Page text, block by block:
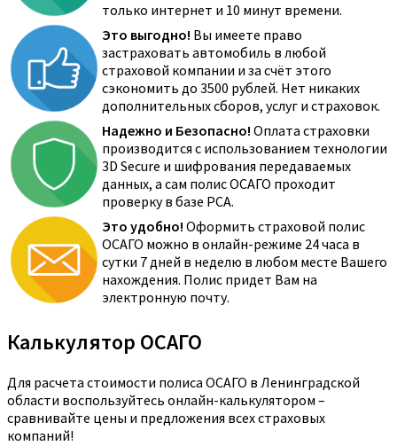
только интернет и 10 минут времени.
Это выгодно! Вы имеете право
застраховать автомобиль в любой
страховой компании и за счёт этого
сэкономить до 3500 рублей. Нет никаких
дополнительных сборов, услуг и страховок.
Надежно и Безопасно! Оплата страховки
производится с использованием технологии
3D Secure и шифрования передаваемых
данных, а сам полис ОСАГО проходит
проверку в базе РСА.
Это удобно! Оформить страховой полис
ОСАГО можно в онлайн-режиме 24 часа в
сутки 7 дней в неделю в любом месте Вашего
нахождения. Полис придет Вам на
электронную почту.
Калькулятор ОСАГО
Для расчета стоимости полиса ОСАГО в Ленинградской
области воспользуйтесь онлайн-калькулятором –
сравнивайте цены и предложения всех страховых
компаний!